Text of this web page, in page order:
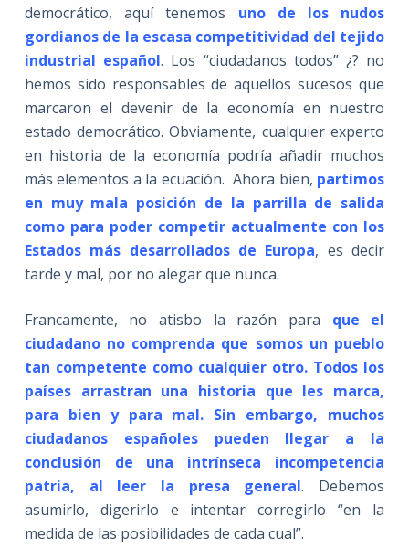
democrático, aquí tenemos uno de los nudos
gordianos de la escasa competitividad del tejido
industrial español. Los “ciudadanos todos” ¿? no
hemos sido responsables de aquellos sucesos que
marcaron el devenir de la economía en nuestro
estado democrático. Obviamente, cualquier experto
en historia de la economía podría añadir muchos
más elementos a la ecuación. Ahora bien, partimos
en muy mala posición de la parrilla de salida
como para poder competir actualmente con los
Estados más desarrollados de Europa, es decir
tarde y mal, por no alegar que nunca.
Francamente, no atisbo la razón para que el
ciudadano no comprenda que somos un pueblo
tan competente como cualquier otro. Todos los
países arrastran una historia que les marca,
para bien y para mal. Sin embargo, muchos
ciudadanos españoles pueden llegar a la
conclusión de una intrínseca incompetencia
patria, al leer la presa general. Debemos
asumirlo, digerirlo e intentar corregirlo “en la
medida de las posibilidades de cada cual”.